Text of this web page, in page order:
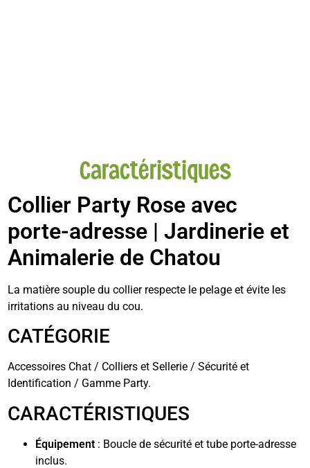
Caractéristiques
Collier Party Rose avec
porte-adresse | Jardinerie et
Animalerie de Chatou
La matière souple du collier respecte le pelage et évite les
irritations au niveau du cou.
CATÉGORIE
Accessoires Chat / Colliers et Sellerie / Sécurité et
Identification / Gamme Party.
CARACTÉRISTIQUES
Équipement : Boucle de sécurité et tube porte-adresse
inclus.